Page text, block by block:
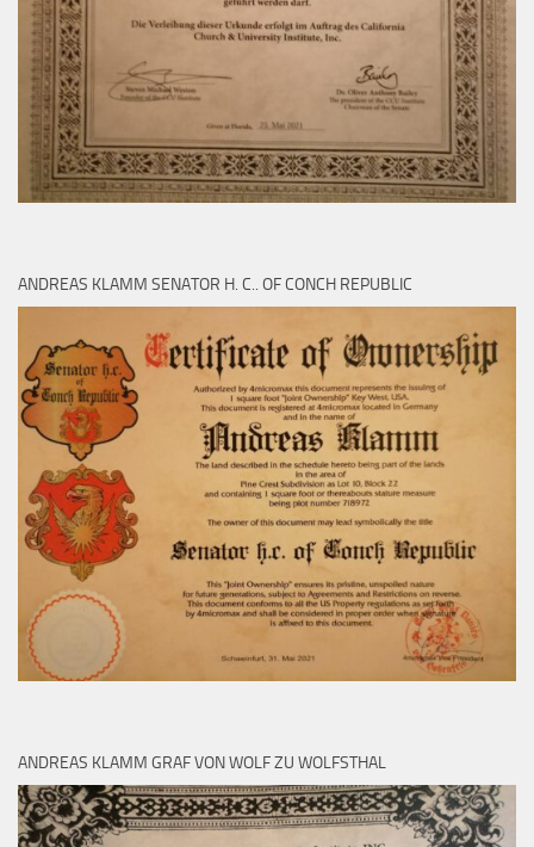
ANDREAS KLAMM SENATOR H. C.. OF CONCH REPUBLIC
ANDREAS KLAMM GRAF VON WOLF ZU WOLFSTHAL